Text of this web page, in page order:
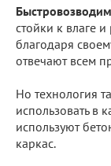
стойки к влаге
благодаря
отвечают всем
Но технология
использовать в
используют
каркас.